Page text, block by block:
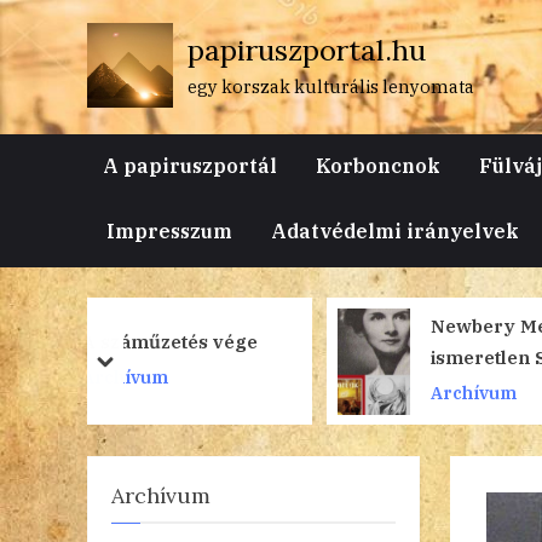
Skip
to
content
papiruszportal.hu
egy korszak kulturális lenyomata
A papiruszportál Korboncnok
Impresszum Adatvédelmi irányelvek
Newbery Medal – Az
ismeretlen Serédy Kató
prev
next
Archívum